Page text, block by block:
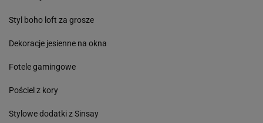
Styl boho loft za grosze
Dekoracje jesienne na okna
Fotele gamingowe
Pościel z kory
Stylowe dodatki z Sinsay